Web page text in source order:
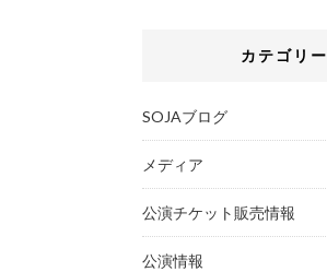
カテゴリー
SOJAブログ
メディア
公演チケット販売情報
公演情報